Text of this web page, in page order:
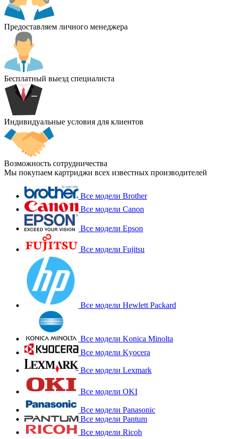
Предоставляем личного менеджера
Бесплатный выезд специалиста
Индивидуальные условия для клиентов
Возможность сотрудничества
Мы покупаем картриджи всех известных производителей
Все модели Brother
Все модели Canon
Все модели Epson
Все модели Fujitsu
Все модели Hewlett Packard
Все модели Konica Minolta
Все модели Kyocera
Все модели Lexmark
Все модели OKI
Все модели Panasonic
Все модели Pantum
Все модели Ricoh